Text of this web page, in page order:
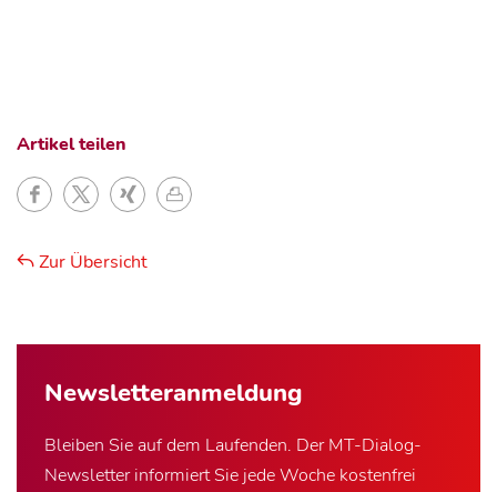
Newsletter­anmeldung
Bleiben Sie auf dem Laufenden. Der MT-Dialog-
Newsletter informiert Sie jede Woche kostenfrei
Artikel teilen
Zur Übersicht